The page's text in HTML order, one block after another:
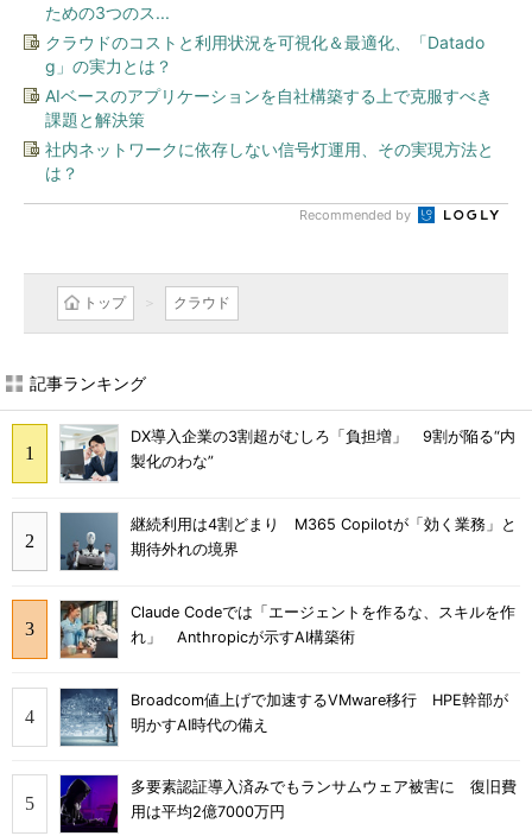
ための3つのス...
クラウドのコストと利用状況を可視化＆最適化、「Datado
g」の実力とは？
AIベースのアプリケーションを自社構築する上で克服すべき
課題と解決策
社内ネットワークに依存しない信号灯運用、その実現方法と
は？
Recommended by
トップ クラウド
記事ランキング
DX導入企業の3割超がむしろ「負担増」 9割が陥る“内
製化のわな”
継続利用は4割どまり M365 Copilotが「効く業務」と
期待外れの境界
Claude Codeでは「エージェントを作るな、スキルを作
れ」 Anthropicが示すAI構築術
Broadcom値上げで加速するVMware移行 HPE幹部が
明かすAI時代の備え
多要素認証導入済みでもランサムウェア被害に 復旧費
用は平均2億7000万円